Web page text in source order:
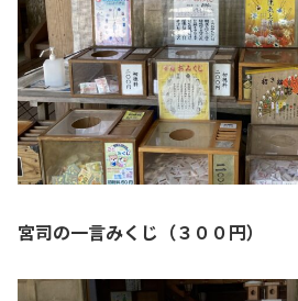
宮司の一言みくじ（３００円）